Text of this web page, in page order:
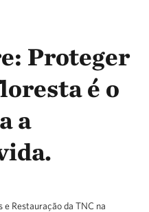
Proteger
é o
a
e Restauração da TNC na